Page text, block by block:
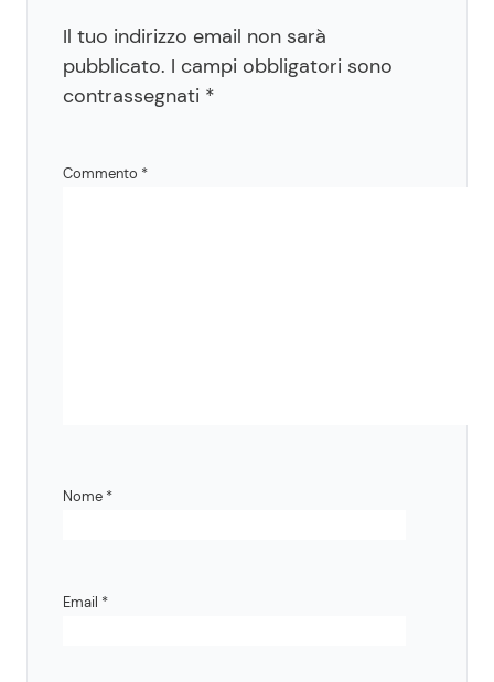
Il tuo indirizzo email non sarà
pubblicato. I campi obbligatori sono
contrassegnati *
Commento *
Nome *
Email *